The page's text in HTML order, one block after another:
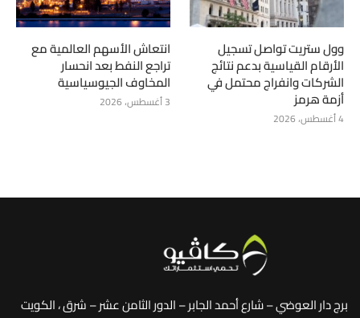
وول ستريت تواصل تسجيل
الأرقام القياسية بدعم نتائج
الشركات وانفراج محتمل في
أزمة هرمز
4 أغسطس، 2026
انتعاش الأسهم العالمية مع
تراجع النفط بعد انحسار
المخاوف الجيوسياسية
3 أغسطس، 2026
برج دار العوضي – شارع أحمد الجابر – الدور الثامن عشر – شرق ، الكويت